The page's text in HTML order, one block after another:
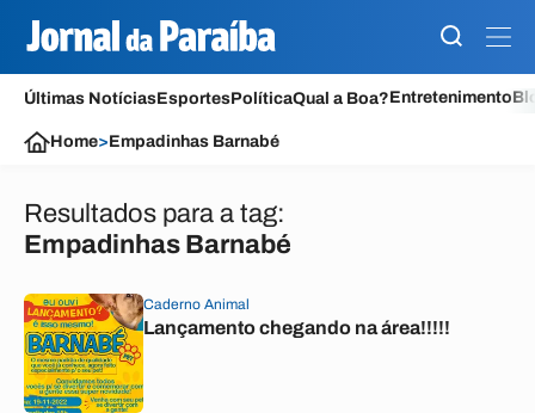
Últimas NotíciasEsportesPolíticaQual a Boa?Entretenimento
Home>Empadinhas Barnabé
Resultados para a tag:
Empadinhas Barnabé
Caderno Animal
Lançamento chegando na área!!!!!